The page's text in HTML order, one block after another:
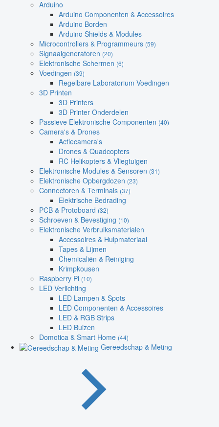
Arduino
Arduino Componenten & Accessoires
Arduino Borden
Arduino Shields & Modules
Microcontrollers & Programmeurs (59)
Signaalgeneratoren (20)
Elektronische Schermen (6)
Voedingen (39)
Regelbare Laboratorium Voedingen
3D Printen
3D Printers
3D Printer Onderdelen
Passieve Elektronische Componenten (40)
Camera's & Drones
Actiecamera's
Drones & Quadcopters
RC Helikopters & Vliegtuigen
Elektronische Modules & Sensoren (31)
Elektronische Opbergdozen (23)
Connectoren & Terminals (37)
Elektrische Bedrading
PCB & Protoboard (32)
Schroeven & Bevestiging (10)
Elektronische Verbruiksmaterialen
Accessoires & Hulpmateriaal
Tapes & Lijmen
Chemicaliën & Reiniging
Krimpkousen
Raspberry Pi (10)
LED Verlichting
LED Lampen & Spots
LED Componenten & Accessoires
LED & RGB Strips
LED Buizen
Domotica & Smart Home (44)
Gereedschap & Meting